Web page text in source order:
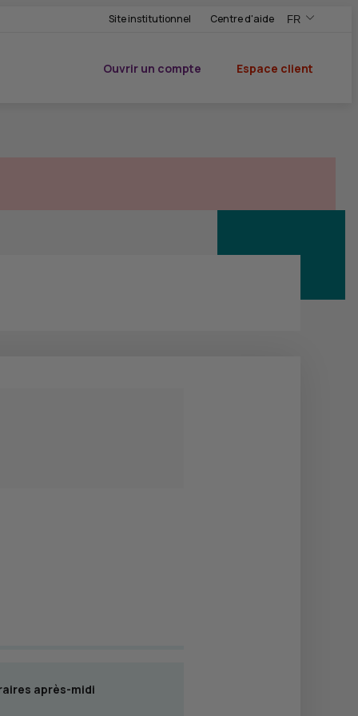
Site institutionnel Centre d'aide FR
,Version
,Changer de
Ouvrir un compte
Espace client
après-midi